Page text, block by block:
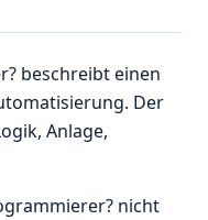
beschreibt einen
Der
Anlage,
nicht